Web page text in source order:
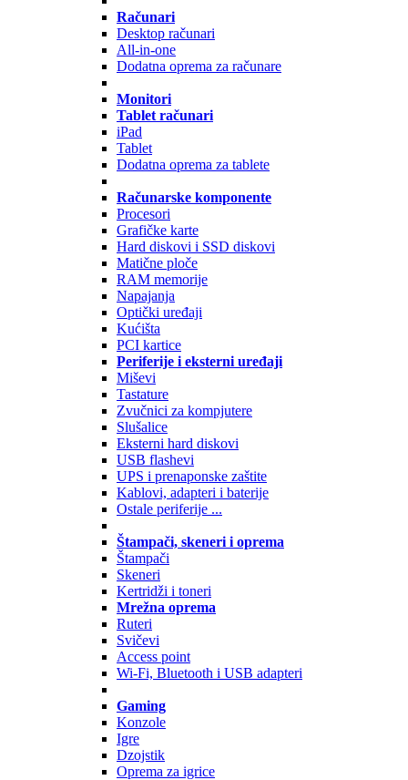
Računari
Desktop računari
All-in-one
Dodatna oprema za računare
Monitori
Tablet računari
iPad
Tablet
Dodatna oprema za tablete
Računarske komponente
Procesori
Grafičke karte
Hard diskovi i SSD diskovi
Matične ploče
RAM memorije
Napajanja
Optički uređaji
Kućišta
PCI kartice
Periferije i eksterni uređaji
Miševi
Tastature
Zvučnici za kompjutere
Slušalice
Eksterni hard diskovi
USB flashevi
UPS i prenaponske zaštite
Kablovi, adapteri i baterije
Ostale periferije ...
Štampači, skeneri i oprema
Štampači
Skeneri
Kertridži i toneri
Mrežna oprema
Ruteri
Svičevi
Access point
Wi-Fi, Bluetooth i USB adapteri
Gaming
Konzole
Igre
Dzojstik
Oprema za igrice